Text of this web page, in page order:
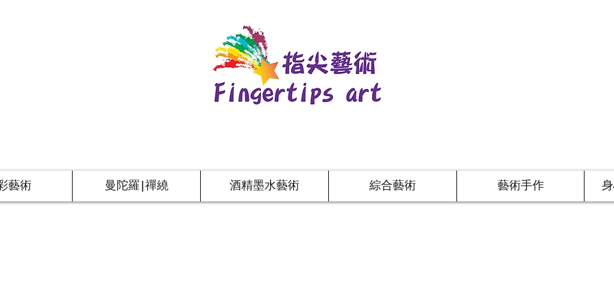
藝術 曼陀羅|禪繞 酒精墨水藝術 綜合藝術 藝術手作